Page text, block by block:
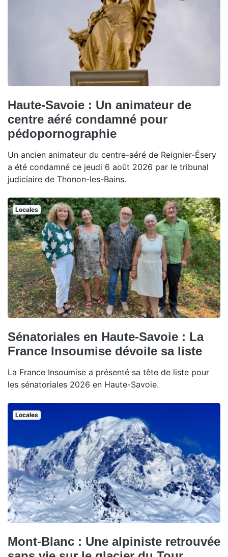
Haute-Savoie : Un animateur de
centre aéré condamné pour
pédopornographie
Un ancien animateur du centre-aéré de Reignier-Ésery
a été condamné ce jeudi 6 août 2026 par le tribunal
judiciaire de Thonon-les-Bains.
Locales
Sénatoriales en Haute-Savoie : La
France Insoumise dévoile sa liste
La France Insoumise a présenté sa tête de liste pour
les sénatoriales 2026 en Haute-Savoie.
Locales
Mont-Blanc : Une alpiniste retrouvée